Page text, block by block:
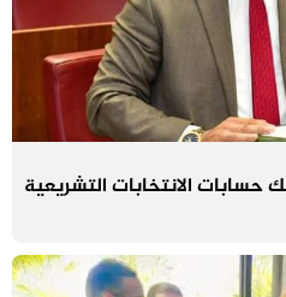
حسابات الانتخابات التشريعية